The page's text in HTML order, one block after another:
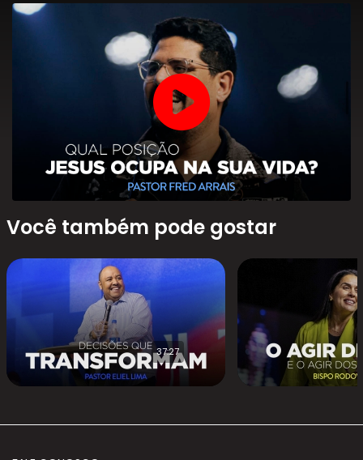
Você também pode gostar
37:27